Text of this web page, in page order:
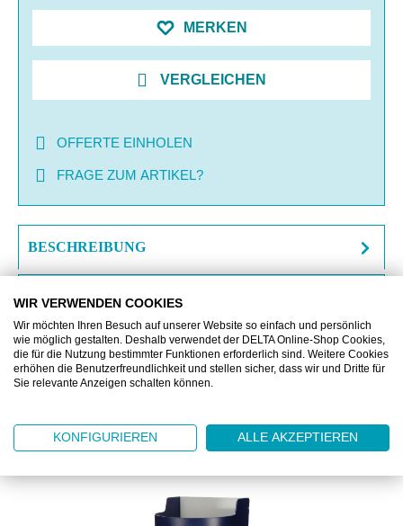
MERKEN
VERGLEICHEN
OFFERTE EINHOLEN
FRAGE ZUM ARTIKEL?
BESCHREIBUNG
DOWNLOAD
Produktgalerie überspringen
ZUBEHÖR
WIR VERWENDEN COOKIES
Wir möchten Ihren Besuch auf unserer Website so einfach und persönlich
wie möglich gestalten. Deshalb verwendet der DELTA Online-Shop Cookies,
die für die Nutzung bestimmter Funktionen erforderlich sind. Weitere Cookies
erhöhen die Benutzerfreundlichkeit und stellen sicher, dass wir und Dritte für
Sie relevante Anzeigen schalten können.
KONFIGURIEREN ALLE AKZEPTIEREN